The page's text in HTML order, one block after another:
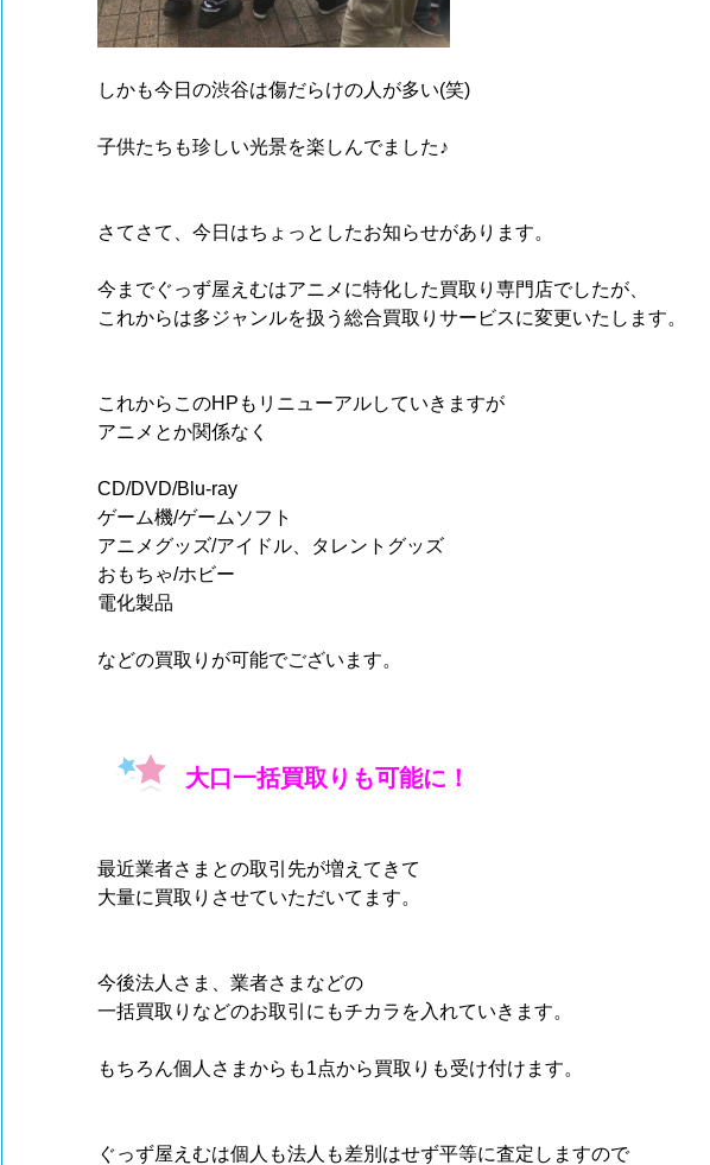
しかも今日の渋谷は傷だらけの人が多い(笑)
子供たちも珍しい光景を楽しんでました♪
さてさて、今日はちょっとしたお知らせがあります。
今までぐっず屋えむはアニメに特化した買取り専門店でしたが、
これからは多ジャンルを扱う総合買取りサービスに変更いたします。
これからこのHPもリニューアルしていきますが
アニメとか関係なく
CD/DVD/Blu-ray
ゲーム機/ゲームソフト
アニメグッズ/アイドル、タレントグッズ
おもちゃ/ホビー
電化製品
などの買取りが可能でございます。
大口一括買取りも可能に！
最近業者さまとの取引先が増えてきて
大量に買取りさせていただいてます。
今後法人さま、業者さまなどの
一括買取りなどのお取引にもチカラを入れていきます。
もちろん個人さまからも1点から買取りも受け付けます。
ぐっず屋えむは個人も法人も差別はせず平等に査定しますので